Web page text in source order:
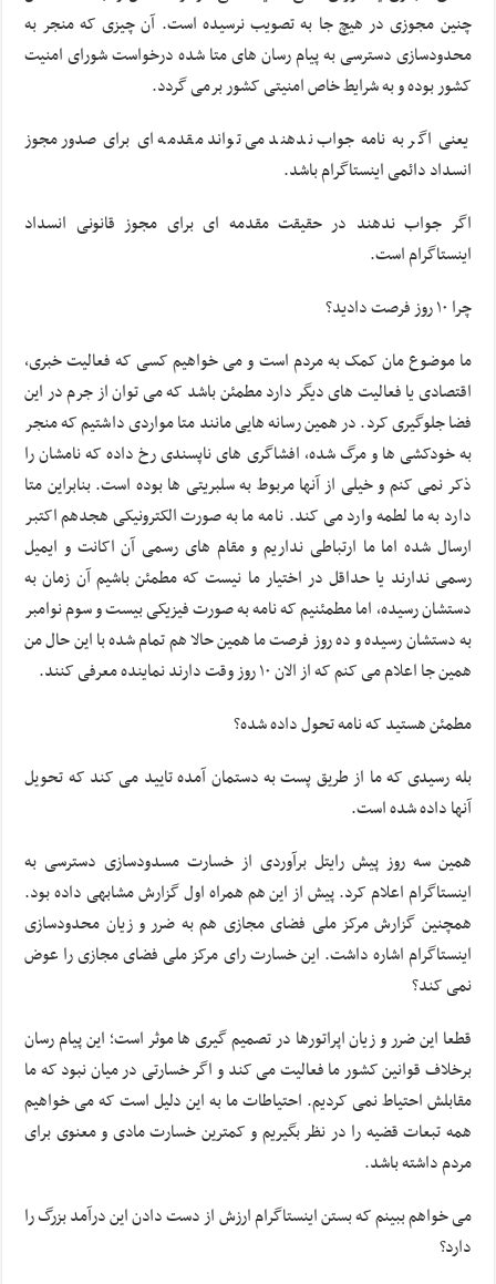
چنین مجوزی در هیچ جا به تصویب نرسیده است. آن چیزی که منجر به
محدودسازی دسترسی به پیام رسان های متا شده درخواست شورای امنیت
کشور بوده و به شرایط خاص امنیتی کشور برمی گردد.
یعنی اگر به نامه جواب ندهند می تواند مقدمه ای برای صدور مجوز
انسداد دائمی اینستاگرام باشد.
اگر جواب ندهند در حقیقت مقدمه ای برای مجوز قانونی انسداد
اینستاگرام است.
چرا ۱۰ روز فرصت دادید؟
ما موضوع مان کمک به مردم است و می خواهیم کسی که فعالیت خبری،
اقتصادی یا فعالیت های دیگر دارد مطمئن باشد که می توان از جرم در این
فضا جلوگیری کرد. در همین رسانه هایی مانند متا مواردی داشتیم که منجر
به خودکشی ها و مرگ شده، افشاگری های ناپسندی رخ داده که نامشان را
ذکر نمی کنم و خیلی از آنها مربوط به سلبریتی ها بوده است. بنابراین متا
دارد به ما لطمه وارد می کند. نامه ما به صورت الکترونیکی هجدهم اکتبر
ارسال شده اما ما ارتباطی نداریم و مقام های رسمی آن اکانت و ایمیل
رسمی ندارند یا حداقل در اختیار ما نیست که مطمئن باشیم آن زمان به
دستشان رسیده، اما مطمئنیم که نامه به صورت فیزیکی بیست و سوم نوامبر
به دستشان رسیده و ده روز فرصت ما همین حالا هم تمام شده با این حال من
همین جا اعلام می کنم که از الان ۱۰ روز وقت دارند نماینده معرفی کنند.
مطمئن هستید که نامه تحول داده شده؟
بله رسیدی که ما از طریق پست به دستمان آمده تایید می کند که تحویل
آنها داده شده است.
همین سه روز پیش رایتل برآوردی از خسارت مسدودسازی دسترسی به
اینستاگرام اعلام کرد. پیش از این هم همراه اول گزارش مشابهی داده بود.
همچنین گزارش مرکز ملی فضای مجازی هم به ضرر و زیان محدودسازی
اینستاگرام اشاره داشت. این خسارت رای مرکز ملی فضای مجازی را عوض
نمی کند؟
قطعا این ضرر و زیان اپراتورها در تصمیم گیری ها موثر است؛ این پیام رسان
برخلاف قوانین کشور ما فعالیت می کند و اگر خسارتی در میان نبود که ما
مقابلش احتیاط نمی کردیم. احتیاطات ما به این دلیل است که می خواهیم
همه تبعات قضیه را در نظر بگیریم و کمترین خسارت مادی و معنوی برای
مردم داشته باشد.
می خواهم ببینم که بستن اینستاگرام ارزش از دست دادن این درآمد بزرگ را
دارد؟